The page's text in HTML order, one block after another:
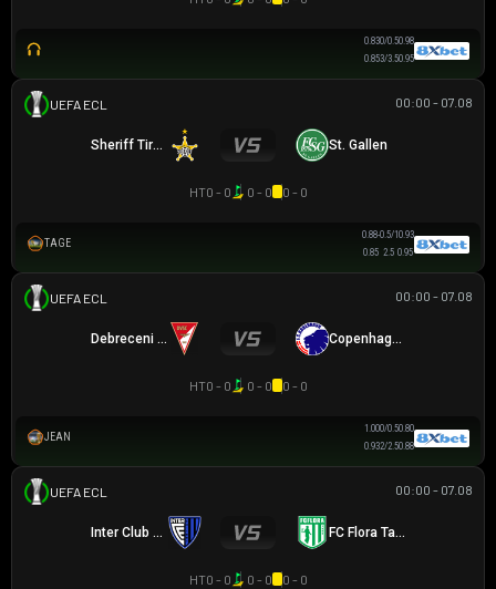
0.830/0.50.98
0.853/3.50.95
00:00 - 07.08
Sheriff Tiraspol St. Gallen
HT0 - 0 0 - 0 0 - 0
TAGE
0.85-0.5/1 0.95
0.95 2.5 0.85
00:00 - 07.08
Debreceni VSC Copenhagen
HT0 - 0 0 - 0 0 - 0
JEAN
0.950/0.50.85
0.952/2.50.85
00:00 - 07.08
Inter Club d\'Escaldes FC Flora Tallinn
HT0 - 0 0 - 0 0 - 0